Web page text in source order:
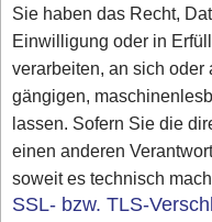
Sie haben das Recht,
Einwilligung oder in
verarbeiten, an sich
gängigen,
lassen. Sofern Sie die
einen anderen
soweit es technisch
SSL- bzw. TLS-